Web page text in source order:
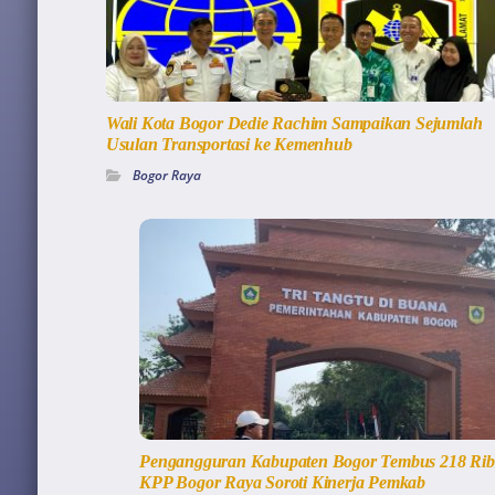
Wali Kota Bogor Dedie Rachim Sampaikan Sejumlah
Usulan Transportasi ke Kemenhub
Bogor Raya
Pengangguran Kabupaten Bogor Tembus 218
KPP Bogor Raya Soroti Kinerja Pemkab